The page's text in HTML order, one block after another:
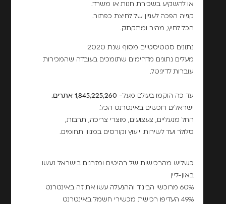
או להשקיע בשכירת חנות או משרד.
קנייה הפכה לעניין של לחיצת כפתור.
הכל לחיץ, מהיר ומתקתק.
נתונים סטטיסטיים מסוף שנת 2020
מעלים נתונים מדהימים שתומכים בעובדה שהמכירות
עוברות לדיגיטל.
עד כה הוקמו בעולם מעל-
ישראלים רוכשים באינטרנט הכל.
החל מנעליים, צעצועים, מוצרי צריכה, תרבות,
סלולר ועד לשירותי ייעוץ וקורסים במגוון תחומים.
כשליש מהרכישות של רהיטים ומזרנים בישראל נעשו
באון-ליין
60% מרוכשי הביגוד וההנעלה עשו את זה באינטרנט
49% העדיפו רכישת מכשירי חשמל באינטרנט